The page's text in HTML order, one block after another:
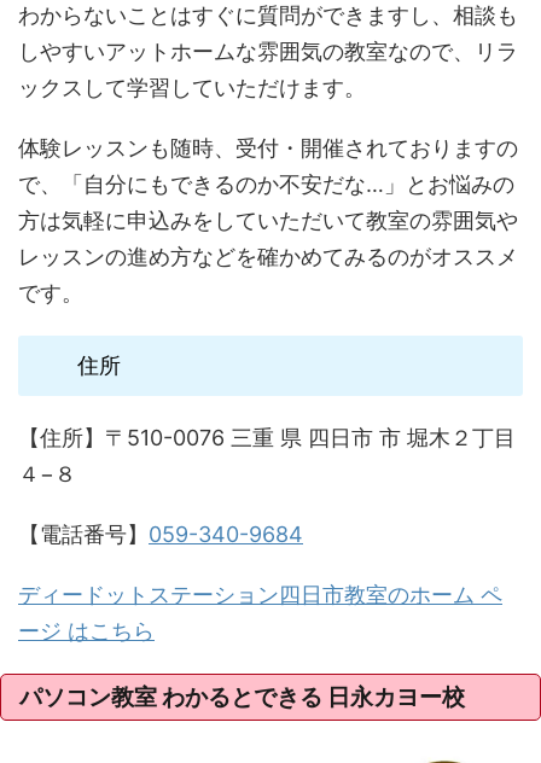
わからないことはすぐに質問ができますし、相談も
しやすいアットホームな雰囲気の教室なので、リラ
ックスして学習していただけます。
体験レッスンも随時、受付・開催されておりますの
で、「自分にもできるのか不安だな…」とお悩みの
方は気軽に申込みをしていただいて教室の雰囲気や
レッスンの進め方などを確かめてみるのがオススメ
です。
住所
【住所】〒510-0076 三重 県 四日市 市 堀木２丁目
４−８
【電話番号】 059-340-9684
ディードットステーション四日市教室のホーム ペ
ージ はこちら
パソコン教室 わかるとできる 日永カヨー校